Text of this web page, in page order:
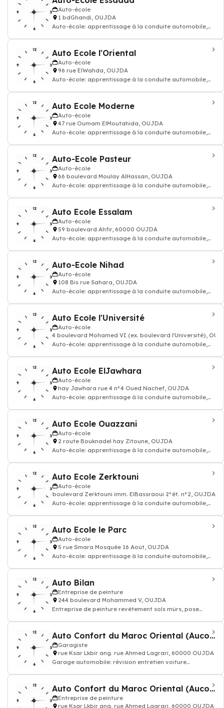
Auto-école
1 bdGhandi, OUJDA
Auto-école: apprentissage à la conduite automobile,
Auto Ecole l'Oriental
Auto-école
96 rue ElWahda, OUJDA
Auto-école: apprentissage à la conduite automobile,
Auto Ecole Moderne
Auto-école
47 rue Oumam ElMoutahida, OUJDA
Auto-école: apprentissage à la conduite automobile,
Auto-Ecole Pasteur
Auto-école
66 boulevard Moulay AlHassan, OUJDA
Auto-école: apprentissage à la conduite automobile,
Auto Ecole Essalam
Auto-école
59 boulevard Ahfir, 60000 OUJDA
Auto-école: apprentissage à la conduite automobile,
Auto-Ecole Nihad
Auto-école
108 Bis rue Sahara, OUJDA
Auto-école: apprentissage à la conduite automobile,
Auto Ecole l'Université
Auto-école
4 boulevard Mohamed VI (ex. boulevard l'Université),
Auto-école: apprentissage à la conduite automobile,
Auto Ecole ElJawhara
Auto-école
hay Jawhara rue 4 n°4 Oued Nachef, OUJDA
Auto-école: apprentissage à la conduite automobile,
Auto Ecole Ouazzani
Auto-école
2 route Bouknadel hay Zitoune, OUJDA
Auto-école: apprentissage à la conduite automobile,
Auto Ecole Zerktouni
Auto-école
boulevard Zerktouni imm. ElBassraoui 2°ét. n°2, OUJDA
Auto-école: apprentissage à la conduite automobile,
Auto Ecole le Parc
Auto-école
5 rue Smara Mosquée 16 Août, OUJDA
Auto-école: apprentissage à la conduite automobile,
Auto Bilan
Entreprise de peinture
244 boulevard Mohammed V, OUJDA
Entreprise de peinture revêtement sols mûrs, pose
Auto Confort du Maroc Oriental (Aucoma)
Garagiste
rue Ksar Lkbir ang. rue Ahmed Lagrari, 60000 OUJDA
Garage automobile: révision entretien voiture
Auto Confort du Maroc Oriental (Aucoma)
Entreprise de peinture
rue Ksar Lkbir ang. rue Ahmed Lagrari, 60000 OUJDA